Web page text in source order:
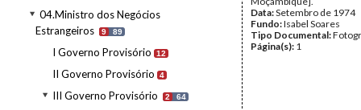
04.Ministro dos Negócios
Estrangeiros
9 89
I Governo Provisório 12
II Governo Provisório 4
III Governo Provisório 2 64
Data:Setembro de 1974
Fundo:Isabel Soares
Tipo Documental:
Página(s): 1